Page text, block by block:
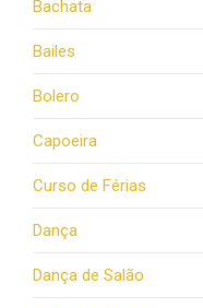
Bachata
Bailes
Bolero
Capoeira
Curso de Férias
Dança
Dança de Salão